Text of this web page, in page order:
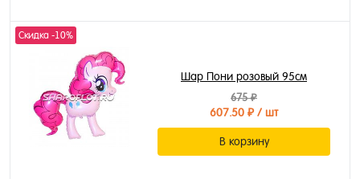
Скидка -10%
Шар Пони розовый 95см
675 ₽
607.50 ₽/ шт
В корзину